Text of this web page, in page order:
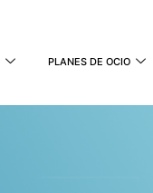
PLANES DE OCIO